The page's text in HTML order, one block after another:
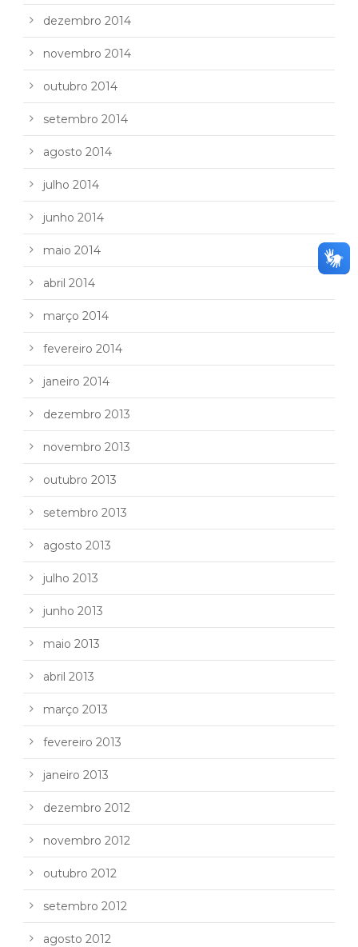
dezembro 2014
novembro 2014
outubro 2014
setembro 2014
agosto 2014
julho 2014
junho 2014
maio 2014
abril 2014
março 2014
fevereiro 2014
janeiro 2014
dezembro 2013
novembro 2013
outubro 2013
setembro 2013
agosto 2013
julho 2013
junho 2013
maio 2013
abril 2013
março 2013
fevereiro 2013
janeiro 2013
dezembro 2012
novembro 2012
outubro 2012
setembro 2012
agosto 2012